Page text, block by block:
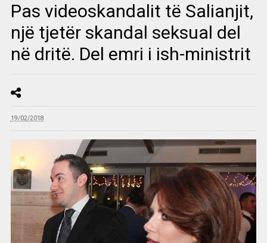
Pas videoskandalit të Salianjit,
një tjetër skandal seksual del
në dritë. Del emri i ish-ministrit
19/02/2018